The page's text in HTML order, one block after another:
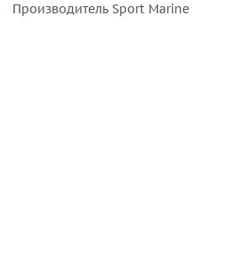
Производитель Sport Marine